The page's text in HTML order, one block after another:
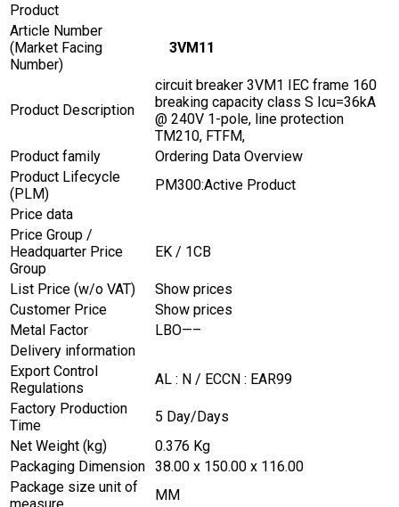
Product
Article Number
(Market Facing
Number)
3VM11
Product Description
circuit breaker 3VM1 IEC frame 160
breaking capacity class S Icu=36kA
@ 240V 1-pole, line protection
TM210, FTFM,
Product family
Ordering Data Overview
Product Lifecycle
(PLM)
PM300:Active Product
Price data
Price Group /
Headquarter Price
Group
EK / 1CB
List Price (w/o VAT)
Show prices
Customer Price
Show prices
Metal Factor
LBO—–
Delivery information
Export Control
Regulations
AL : N / ECCN : EAR99
Factory Production
Time
5 Day/Days
Net Weight (kg)
0.376 Kg
Packaging Dimension 38.00 x 150.00 x 116.00
Package size unit of
MM